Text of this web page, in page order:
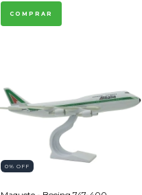
0% OFF